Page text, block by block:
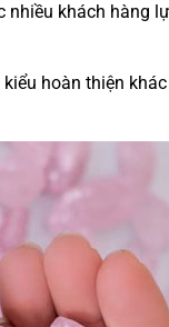
khách hàng
hoàn thiện